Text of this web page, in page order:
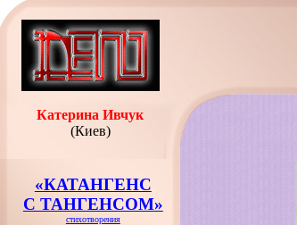
Катерина Ивчук
(Киев)
«КАТАНГЕНС
С ТАНГЕНСОМ»
стихотворения